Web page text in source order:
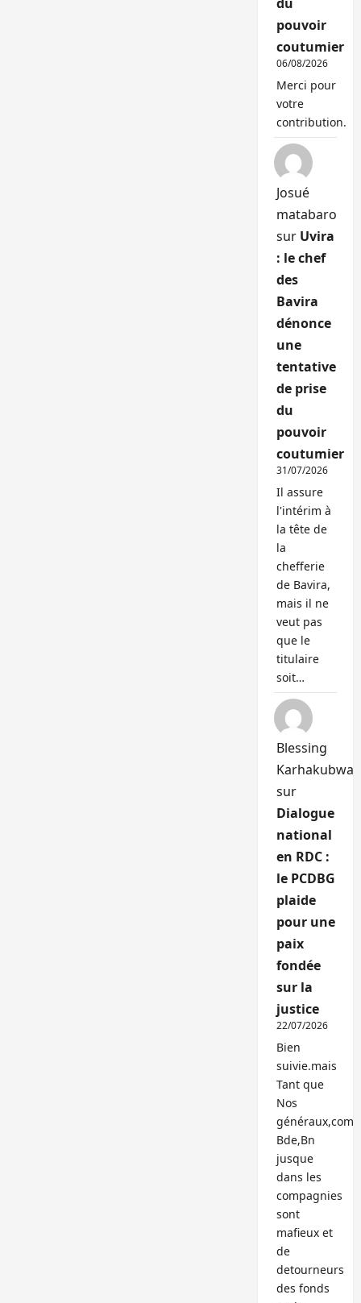
pouvoir
coutumier
06/08/2026
Merci pour
votre
contribution.
Josué
matabaro
sur Uvira
: le chef
des
Bavira
dénonce
une
tentative
de prise
du
pouvoir
coutumier
31/07/2026
Il assure
l'intérim à
la tête de
la
chefferie
de Bavira,
mais il ne
veut pas
que le
titulaire
soit…
Blessing
Karhakubwa
sur
Dialogue
national
en RDC :
le PCDBG
plaide
pour une
paix
fondée
sur la
justice
22/07/2026
Bien
suivie.mais
Tant que
Nos
généraux,com
Bde,Bn
jusque
dans les
compagnies
sont
mafieux et
de
detourneurs
des fonds